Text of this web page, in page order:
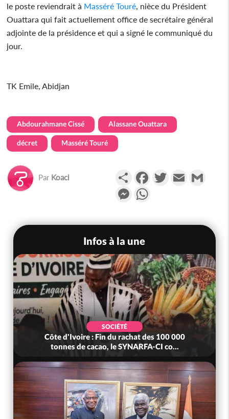
le poste reviendrait à Masséré Touré, nièce du Président
Ouattara qui fait actuellement office de secrétaire général
adjointe de la présidence et qui a signé le communiqué du
jour.
TK Emile, Abidjan
Abdourahmane Cissé Alassane Ouattara
décret Masséré Touré
Par Koaci PartagerFacebookTwitterEmail
Messenger
Infos à la une
SOCIÉTÉ
Côte d'Ivoire : Fin du rachat des 100 000
tonnes de cacao, le SYNARFA-CI co...